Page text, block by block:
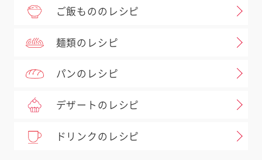
ご飯もののレシピ
麺類のレシピ
パンのレシピ
デザートのレシピ
ドリンクのレシピ